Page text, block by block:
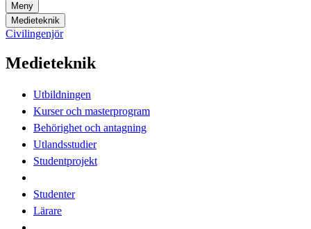
Meny
Medieteknik
Civilingenjör
Medieteknik
Utbildningen
Kurser och masterprogram
Behörighet och antagning
Utlandsstudier
Studentprojekt
Studenter
Lärare